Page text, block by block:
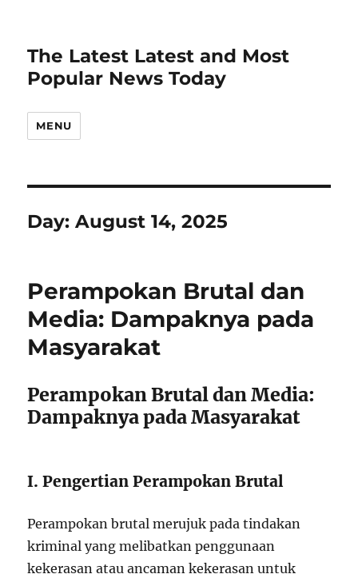
The Latest Latest and Most
Popular News Today
MENU
Day:August 14, 2025
Perampokan Brutal dan
Media: Dampaknya pada
Masyarakat
Perampokan Brutal dan Media:
Dampaknya pada Masyarakat
I. Pengertian Perampokan Brutal
Perampokan brutal merujuk pada tindakan
kriminal yang melibatkan penggunaan
kekerasan atau ancaman kekerasan untuk